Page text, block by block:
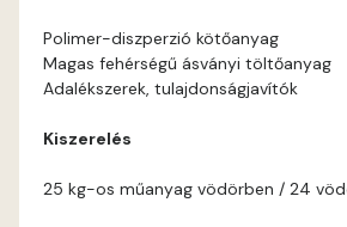
Date-
Egyptian
Polimer-diszperzió kötőanyag
Magas fehérségű ásványi töltőanyag
Adalékszerek, tulajdonságjavítók
Kiszerelés
25 kg-os műanyag vödörben / 24